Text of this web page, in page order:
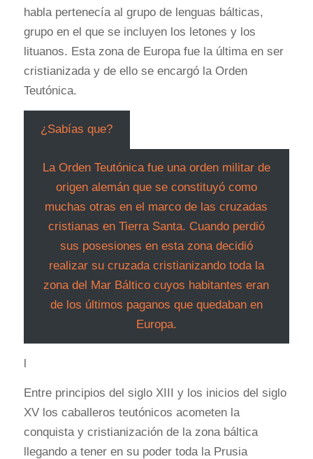
habla pertenecía al grupo de lenguas bálticas,
grupo en el que se incluyen los letones y los
lituanos. Esta zona de Europa fue la última en ser
cristianizada y de ello se encargó la Orden
Teutónica.
¿Sabías que?
La Orden Teutónica fue una orden militar de
origen alemán que se constituyó como
muchas otras en el marco de las cruzadas
cristianas en Tierra Santa. Cuando perdió
sus posesiones en esta zona decidió
realizar su cruzada cristianizando toda la
zona del Mar Báltico cuyos habitantes eran
de los últimos paganos que quedaban en
Europa.
l
Entre principios del siglo XIII y los inicios del siglo
XV los caballeros teutónicos acometen la
conquista y cristianización de la zona báltica
llegando a tener en su poder toda la Prusia